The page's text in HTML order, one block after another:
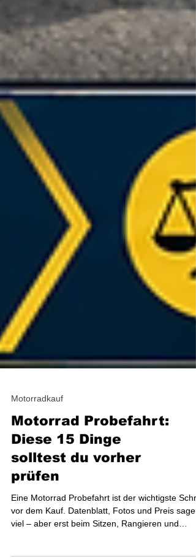
Motorradkauf
Motorrad Probefahrt:
Diese 15 Dinge
solltest du vorher
prüfen